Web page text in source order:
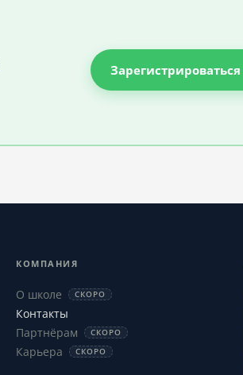
Зарегистрироваться
КОМПАНИЯ
О школе СКОРО
Контакты
Партнёрам
СКОРО
Карьера СКОРО